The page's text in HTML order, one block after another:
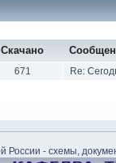
Скачано
671 Re: